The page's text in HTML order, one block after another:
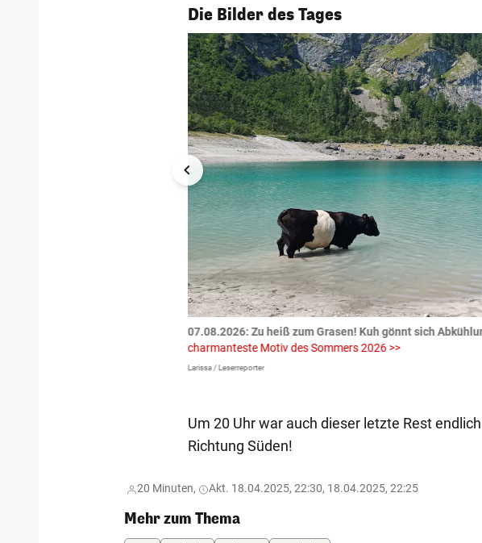
Die Bilder des Tages
1/55
07.08.2026: Zu heiß zum Grasen! Kuh gönnt sich
charmanteste Motiv des Sommers 2026 >>
Larissa / Leserreporter
Um 20 Uhr war auch dieser letzte Rest
Richtung Süden!
20 Minuten, Akt. 18.04.2025, 22:30, 18.04.2025, 22:25
Mehr zum Thema